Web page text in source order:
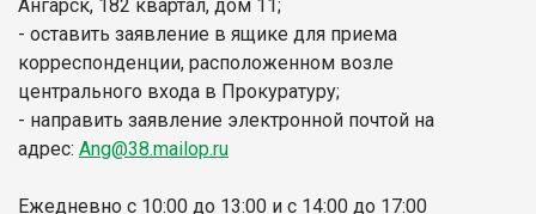
Ангарск, 182 квартал, дом 11;
- оставить заявление в ящике для приема
корреспонденции, расположенном возле
центрального входа в Прокуратуру;
- направить заявление электронной почтой на
адрес: Ang@38.mailop.ru
Ежедневно с 10:00 до 13:00 и с 14:00 до 17:00